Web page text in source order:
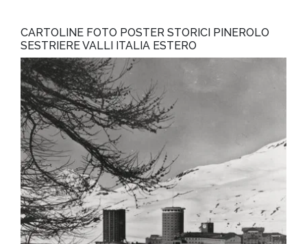
€ 860,00.€ 715,00.
CARTOLINE FOTO POSTER STORICI PINEROLO
SESTRIERE VALLI ITALIA ESTERO